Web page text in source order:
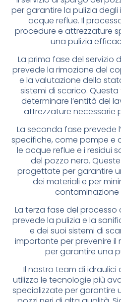
per garantire la pulizia
acque reflue. Il
procedure e attrezzature
una pulizia
La prima fase del servizio
prevede la rimozione del
e la valutazione dello
sistemi di scarico.
determinare l’entità del
attrezzature necessarie
La seconda fase prevede
specifiche, come pompe e
le acque reflue e i residui
del pozzo nero.
progettate per garantire
dei materiali e per
contaminazione
La terza fase del processo
prevede la pulizia e la
e dei suoi sistemi di
importante per prevenire il
per garantire una
Il nostro team di
utilizza le tecnologie più
specializzate per garantire